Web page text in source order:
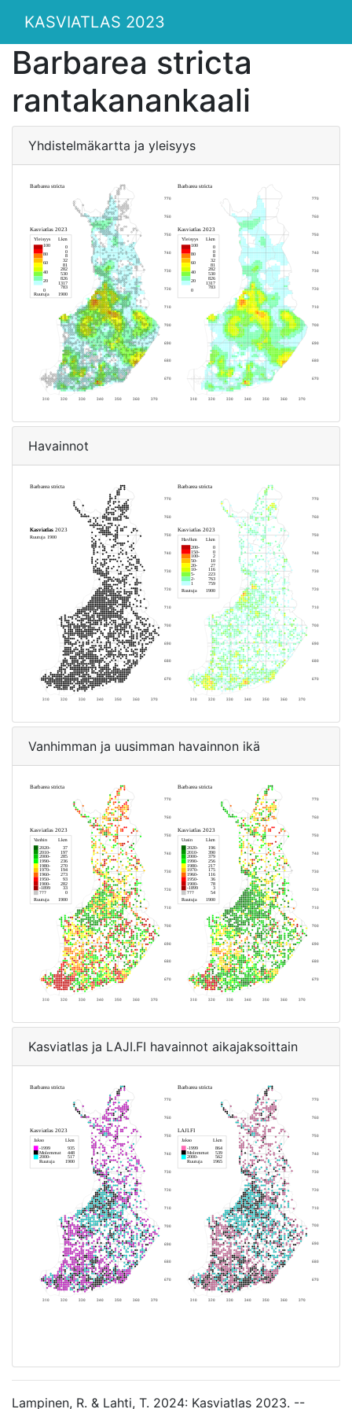
KASVIATLAS 2023
Barbarea stricta
rantakanankaali
Yhdistelmäkartta ja yleisyys
Havainnot
Vanhimman ja uusimman havainnon ikä
Kasviatlas ja LAJI.FI havainnot aikajaksoittain
Lampinen, R. & Lahti, T. 2024: Kasviatlas 2023. --